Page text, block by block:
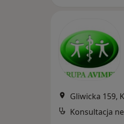
Gliwicka 159,
Konsultacja